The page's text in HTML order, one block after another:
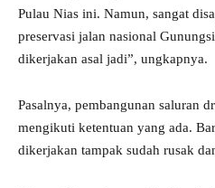
Pulau Nias ini. Namun, sangat
preservasi jalan nasional
dikerjakan asal jadi”, ungkapnya.
Pasalnya, pembangunan saluran
mengikuti ketentuan yang ada.
dikerjakan tampak sudah rusak